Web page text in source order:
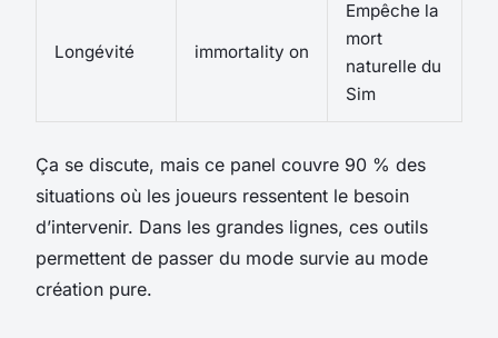
Longévité immortality on
Empêche la
mort
naturelle du
Sim
Ça se discute, mais ce panel couvre 90 % des
situations où les joueurs ressentent le besoin
d’intervenir. Dans les grandes lignes, ces outils
permettent de passer du mode survie au mode
création pure.